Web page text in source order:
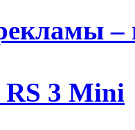
–
3 Mini